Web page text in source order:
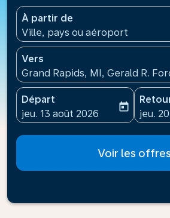
À partir de
Ville, pays ou aéroport
Vers
Grand Rapids, MI, Gerald R.
Départ
fc-booking-departure-date-
jeu. 13 août 2026
today
fc-
jeu.
Voir les offres